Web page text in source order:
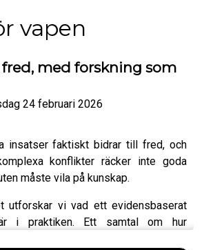
vapen
med forskning som
24 februari 2026
insatser faktiskt bidrar till fred, och
konflikter räcker inte goda
måste vila på kunskap.
utforskar vi vad ett evidensbaserat
i praktiken. Ett samtal om hur
av forskning, erfarenhet och